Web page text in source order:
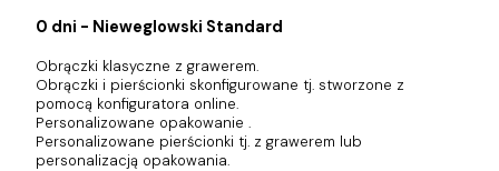
0 dni - Nieweglowski Standard
Obrączki klasyczne z grawerem.
Obrączki i pierścionki skonfigurowane tj. stworzone z
pomocą konfiguratora online.
Personalizowane opakowanie .
Personalizowane pierścionki tj. z grawerem lub
personalizacją opakowania.